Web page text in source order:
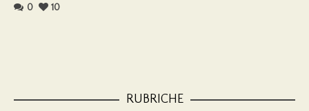
0
10
RUBRICHE